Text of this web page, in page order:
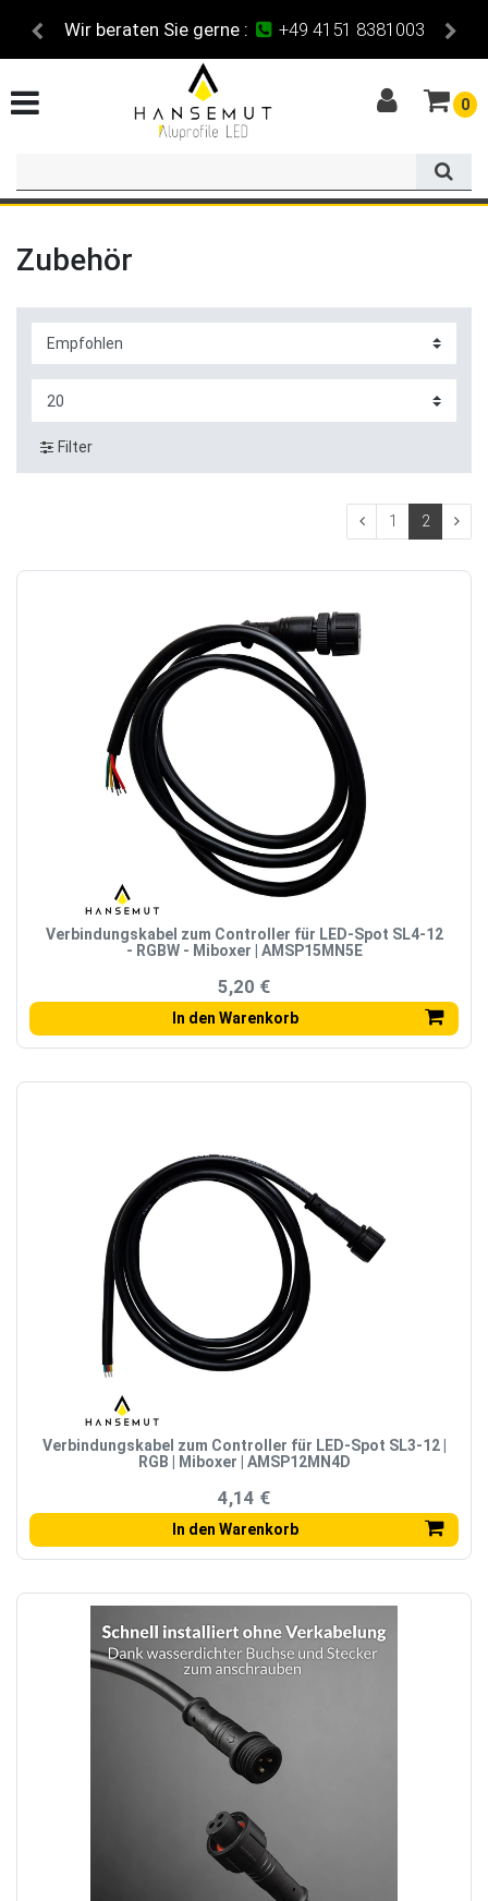
Maßzuschnittfür alle Profile
0
Zubehör
Filter
1 2
Verbindungskabel zum Controller für LED-Spot SL4-12
- RGBW - Miboxer | AMSP15MN5E
5,20 €
In den Warenkorb
Verbindungskabel zum Controller für LED-Spot SL3-12 |
RGB | Miboxer | AMSP12MN4D
4,14 €
In den Warenkorb